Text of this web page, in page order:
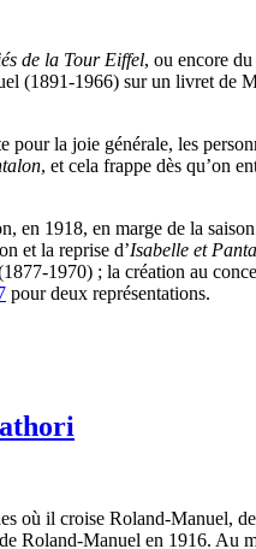
de la Tour Eiffel, ou encore du
(1891-1966) sur un livret de
la joie générale, les
, et cela frappe dès qu’on
en 1918, en marge de la
et la reprise d’Isabelle et
1970) ; la création au
pour deux représentations.
où il croise Roland-Manuel,
Roland-Manuel en 1916. Au